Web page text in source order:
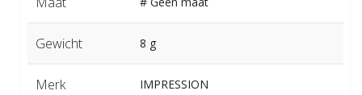
Gewicht 8 g
Merk IMPRESSION